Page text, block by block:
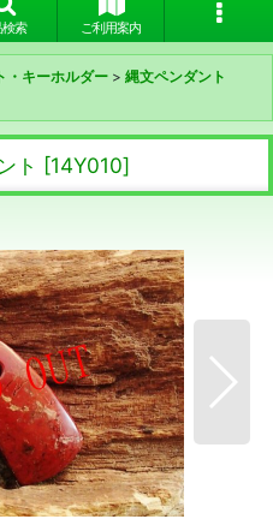
検索 ご利用案内
・キーホルダー > 縄文ペンダント
ト [14Y010]